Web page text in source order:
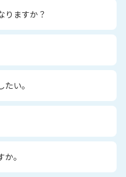
りますか？
い。
。